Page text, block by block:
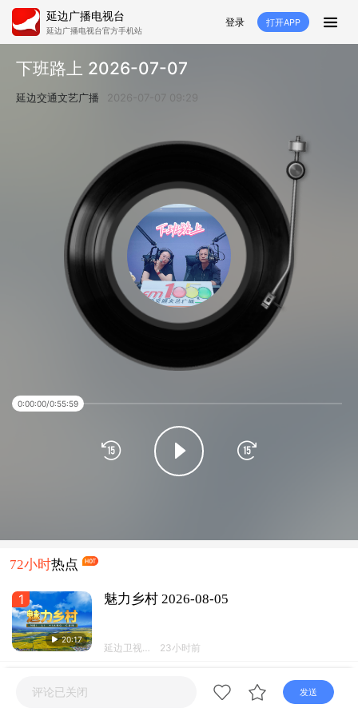
延边广播电视台
延边广播电视台官方手机站
登录 打开APP
首页
推荐
县市
纪委监委 专题 文体
交通文艺广播 延边卫健 延边医保 延边医院
延边商务 延边好就业 VR
电视 广播
下班路上 2026-07-07
延边交通文艺广播 2026-07-07 09:29
0:00:00/0:55:59
72小时热点
1
20:17
魅力乡村 2026-08-05
延边卫视频
23小时前
龙井海兰台朝鲜族民俗度假区开园
评论已关闭 发送